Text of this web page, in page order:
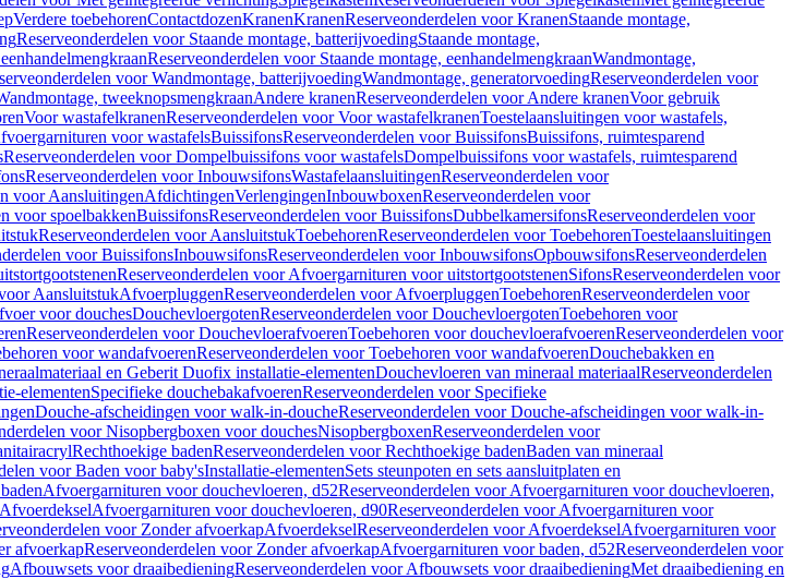
Verdere toebehorenContactdozenKranenKranenReserveonderdelen voor KranenStaande montage,
Reserveonderdelen voor Staande montage, batterijvoedingStaande montage,
Reserveonderdelen voor Staande montage, eenhandelmengkraanWandmontage,
voor Wandmontage, batterijvoedingWandmontage, generatorvoedingReserveonderdelen voor
tweeknopsmengkraanAndere kranenReserveonderdelen voor Andere kranenVoor gebruik
Voor wastafelkranenReserveonderdelen voor Voor wastafelkranenToestelaansluitingen voor wastafels,
voor wastafelsBuissifonsReserveonderdelen voor BuissifonsBuissifons, ruimtesparend
Reserveonderdelen voor Dompelbuissifons voor wastafelsDompelbuissifons voor wastafels, ruimtesparend
Reserveonderdelen voor InbouwsifonsWastafelaansluitingenReserveonderdelen voor
voor AansluitingenAfdichtingenVerlengingenInbouwboxenReserveonderdelen voor
voor spoelbakkenBuissifonsReserveonderdelen voor BuissifonsDubbelkamersifonsReserveonderdelen voor
Reserveonderdelen voor AansluitstukToebehorenReserveonderdelen voor ToebehorenToestelaansluitingen
voor BuissifonsInbouwsifonsReserveonderdelen voor InbouwsifonsOpbouwsifonsReserveonderdelen
Reserveonderdelen voor Afvoergarnituren voor uitstortgootstenenSifonsReserveonderdelen voor
AansluitstukAfvoerpluggenReserveonderdelen voor AfvoerpluggenToebehorenReserveonderdelen voor
voor douchesDouchevloergotenReserveonderdelen voor DouchevloergotenToebehoren voor
Reserveonderdelen voor DouchevloerafvoerenToebehoren voor douchevloerafvoerenReserveonderdelen voor
voor wandafvoerenReserveonderdelen voor Toebehoren voor wandafvoerenDouchebakken en
en Geberit Duofix installatie-elementenDouchevloeren van mineraal materiaalReserveonderdelen
elementenSpecifieke douchebakafvoerenReserveonderdelen voor Specifieke
Douche-afscheidingen voor walk-in-doucheReserveonderdelen voor Douche-afscheidingen voor walk-in-
voor Nisopbergboxen voor douchesNisopbergboxenReserveonderdelen voor
Rechthoekige badenReserveonderdelen voor Rechthoekige badenBaden van mineraal
voor Baden voor baby'sInstallatie-elementenSets steunpoten en sets aansluitplaten en
Afvoergarnituren voor douchevloeren, d52Reserveonderdelen voor Afvoergarnituren voor douchevloeren,
Afvoergarnituren voor douchevloeren, d90Reserveonderdelen voor Afvoergarnituren voor
voor Zonder afvoerkapAfvoerdekselReserveonderdelen voor AfvoerdekselAfvoergarnituren voor
afvoerkapReserveonderdelen voor Zonder afvoerkapAfvoergarnituren voor baden, d52Reserveonderdelen voor
Afbouwsets voor draaibedieningReserveonderdelen voor Afbouwsets voor draaibedieningMet draaibediening en